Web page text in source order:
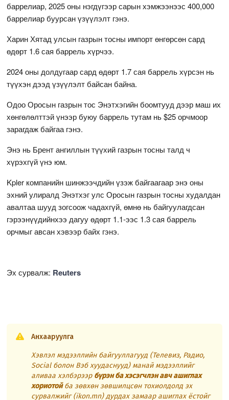
баррелиар, 2025 оны нэгдүгээр сарын хэмжээнээс 400,000
баррелиар буурсан үзүүлэлт гэнэ.
Харин Хятад улсын газрын тосны импорт өнгөрсөн сард
өдөрт 1.6 сая баррель хүрчээ.
2024 оны долдугаар сард өдөрт 1.7 сая баррель хүрсэн нь
түүхэн дээд үзүүлэлт байсан байна.
Одоо Оросын газрын тос Энэтхэгийн боомтууд дээр маш их
хөнгөлөлттэй үнээр буюу баррель тутам нь $25 орчмоор
зарагдаж байгаа гэнэ.
Энэ нь Брент ангиллын түүхий газрын тосны талд ч
хүрэхгүй үнэ юм.
Kpler компанийн шинжээчдийн үзэж байгаагаар энэ оны
эхний улиралд Энэтхэг улс Оросын газрын тосны худалдан
авалтаа шууд зогсоож чадахгүй, өмнө нь байгуулагдсан
гэрээнүүдийнхээ дагуу өдөрт 1.1-ээс 1.3 сая баррель
орчмыг авсан хэвээр байх гэнэ.
Эх сурвалж: Reuters
Анхааруулга
Хэвлэл мэдээллийн байгууллагууд (Телевиз, Радио,
Social болон Вэб хуудаснууд) манай мэдээллийг
аливаа хэлбэрээр бүрэн ба хэсэгчлэн авч ашиглах
хориотойба зөвхөн зөвшилцсөн тохиолдолд эх
сурвалжийг (ikon.mn) дурдах замаар ашиглах ёстойг